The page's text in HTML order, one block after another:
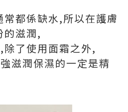
都係缺水,所以在護膚
的滋潤,
了使用面霜之外,
滋潤保濕的一定是精